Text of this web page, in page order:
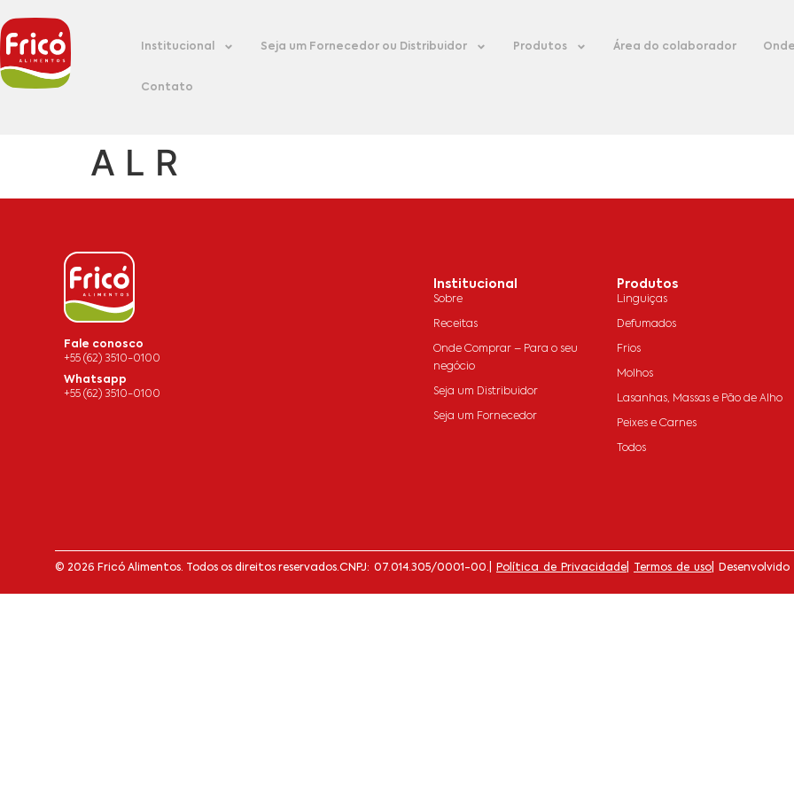
Institucional Seja um Fornecedor ou Distribuidor Produtos Área do colaborador
Contato
A L R
Fale conosco
+55 (62) 3510-0100
Whatsapp
+55 (62) 3510-0100
Institucional
Sobre
Receitas
Onde Comprar – Para o seu
negócio
Seja um Distribuidor
Seja um Fornecedor
Produtos
Linguiças
Defumados
Frios
Molhos
Lasanhas, Massas e Pão de Alho
Peixes e Carnes
Todos
© 2026 Fricó Alimentos. Todos os direitos reservados.CNPJ: 07.014.305/0001-00. Política de Privacidade Termos de uso |